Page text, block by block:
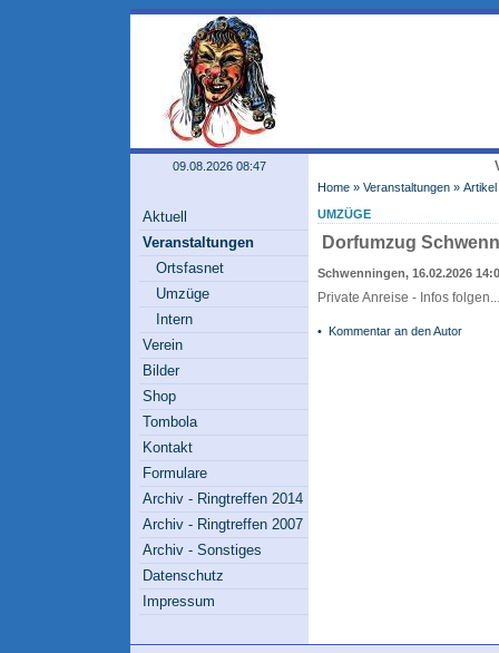
09.08.2026 08:47
Aktuell
Veranstaltungen
Ortsfasnet
Umzüge
Intern
Verein
Bilder
Shop
Tombola
Kontakt
Formulare
Archiv - Ringtreffen 2014
Archiv - Ringtreffen 2007
Archiv - Sonstiges
Datenschutz
Impressum
Home » Veranstaltungen » Artikel
UMZÜGE
Dorfumzug
Schwenningen, 16.02.2026
Private Anreise - Infos folgen...
• Kommentar an den Autor